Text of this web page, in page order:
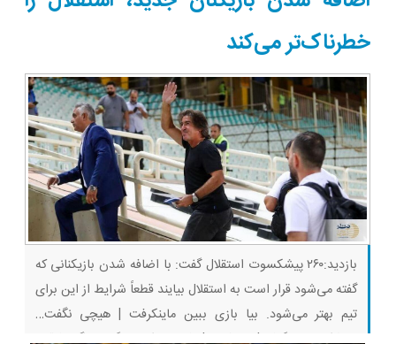
خرید در 4
قسط
کننده خانگی
امشب)
خطرناک‌تر می‌کند
بازدید:۲۶۰ پیشکسوت استقلال گفت: با اضافه شدن بازیکنانی که
گفته می‌شود قرار است به استقلال بیایند قطعاً شرایط از این برای
تیم بهتر می‌شود. بیا بازی ببین ماینکرفت | هیچی نگفت…
یواشکی وین گرفت! روبلاکس | رفتیم اسکویید گیم، دیگه رفاقتی